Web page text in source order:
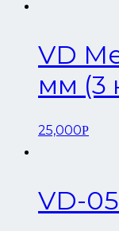
VD
мм (3
25,000Р
VD-